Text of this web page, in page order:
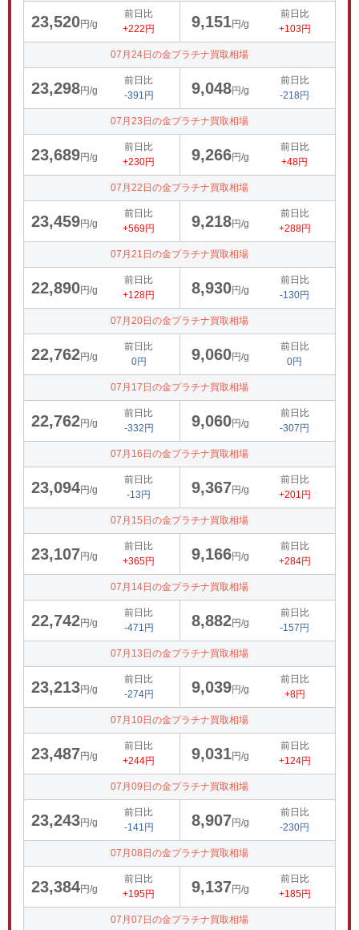
23,520円/g
前日比
+222円
9,151円/g
前日比
+103円
07月24日の金プラチナ買取相場
23,298円/g
前日比
-391円
9,048円/g
前日比
-218円
07月23日の金プラチナ買取相場
23,689円/g
前日比
+230円
9,266円/g
前日比
+48円
07月22日の金プラチナ買取相場
23,459円/g
前日比
+569円
9,218円/g
前日比
+288円
07月21日の金プラチナ買取相場
22,890円/g
前日比
+128円
8,930円/g
前日比
-130円
07月20日の金プラチナ買取相場
22,762円/g
前日比
0円
9,060円/g
前日比
0円
07月17日の金プラチナ買取相場
22,762円/g
前日比
-332円
9,060円/g
前日比
-307円
07月16日の金プラチナ買取相場
23,094円/g
前日比
-13円
9,367円/g
前日比
+201円
07月15日の金プラチナ買取相場
23,107円/g
前日比
+365円
9,166円/g
前日比
+284円
07月14日の金プラチナ買取相場
22,742円/g
前日比
-471円
8,882円/g
前日比
-157円
07月13日の金プラチナ買取相場
23,213円/g
前日比
-274円
9,039円/g
前日比
+8円
07月10日の金プラチナ買取相場
23,487円/g
前日比
+244円
9,031円/g
前日比
+124円
07月09日の金プラチナ買取相場
23,243円/g
前日比
-141円
8,907円/g
前日比
-230円
07月08日の金プラチナ買取相場
23,384円/g
前日比
+195円
9,137円/g
前日比
+185円
07月07日の金プラチナ買取相場